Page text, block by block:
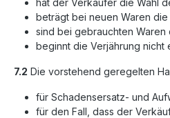
hat der Verkäufer die Wahl
beträgt bei neuen Waren
sind bei gebrauchten
beginnt die Verjährung nicht
7.2 Die vorstehend geregelten
für Schadensersatz- und
für den Fall, dass der